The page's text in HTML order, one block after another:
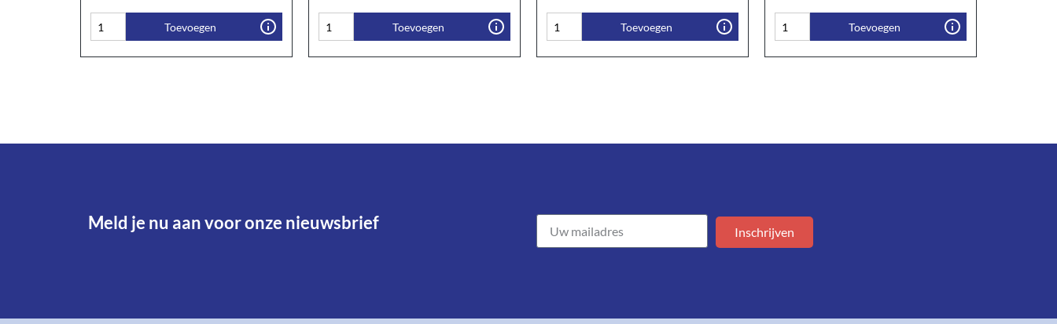
Toevoegen Toevoegen Toevoegen Toevoegen
Meld je nu aan voor onze nieuwsbrief​ Inschrijven